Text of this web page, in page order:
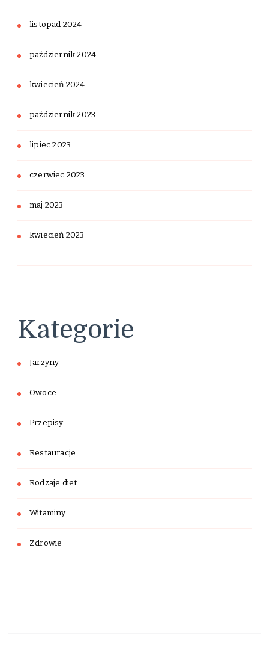
listopad 2024
październik 2024
kwiecień 2024
październik 2023
lipiec 2023
czerwiec 2023
maj 2023
kwiecień 2023
Kategorie
Jarzyny
Owoce
Przepisy
Restauracje
Rodzaje diet
Witaminy
Zdrowie